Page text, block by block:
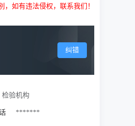
，如有违法侵权，联系我们！
纠错
检验机构
*******